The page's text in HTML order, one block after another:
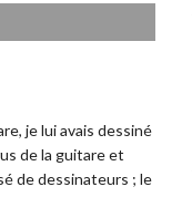
je lui avais dessiné
de la guitare et
de dessinateurs ; le